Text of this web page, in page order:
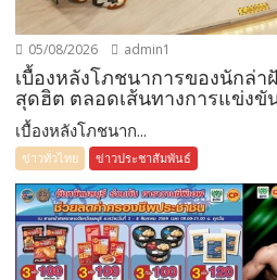
05/08/2026 admin1
เบื้องหลังโภชนาการของนักล่า
สุดฮิต ตลอดเส้นทางการแข่งขัน
เบื้องหลังโภชนาก...
ข่าวทั่วไทย ข่าวประชาสัมพันธ์